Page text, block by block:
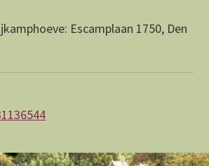
Escamplaan 1750, Den